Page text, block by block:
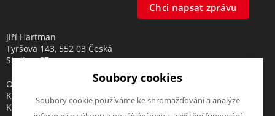
Chci napsat zprávu
Jiří Hartman
Tyršova 143, 552 03 Česká
Skalice, CZ
Obchodní rejstřík vedený u
Krajského soudu v Hradci
Králové, oddíl A, vložka 18553
Soubory cookies
Soubory cookie používáme ke shromažďování a analýze